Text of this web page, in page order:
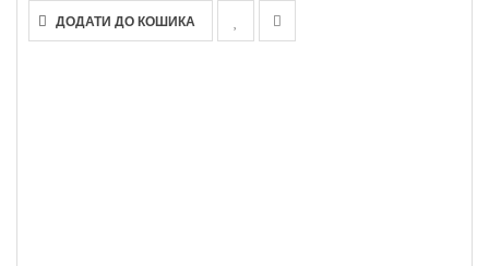
ДОДАТИ ДО КОШИКА